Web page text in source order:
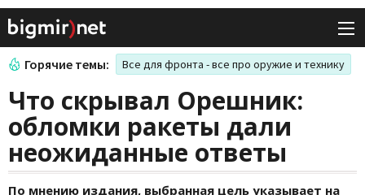
Горячие темы: Все для фронта - все про оружие и технику
Что скрывал Орешник:
обломки ракеты дали
неожиданные ответы
По мнению издания, выбранная цель указывает на